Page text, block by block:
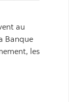
au
Banque
les